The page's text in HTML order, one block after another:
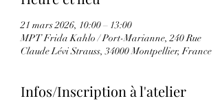
21 mars 2026, 10:00 – 13:00
MPT Frida Kahlo / Port-Marianne, 240 Rue
Claude Lévi Strauss, 34000 Montpellier, France
Infos/Inscription à l'atelier